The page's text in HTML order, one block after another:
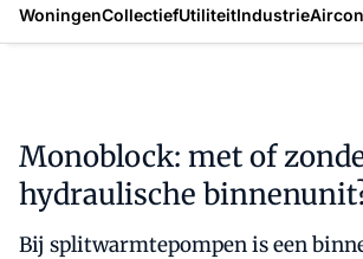
WoningenCollectiefUtiliteitIndustrie
Monoblock: met of
hydraulische
Bij splitwarmtepompen is een